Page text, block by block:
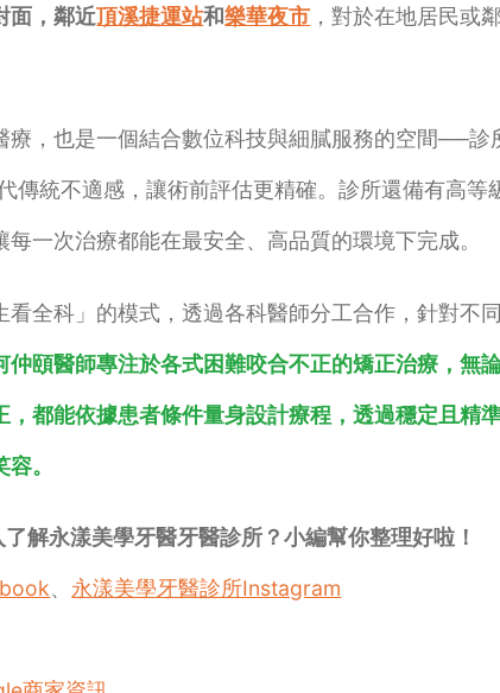
面，鄰近頂溪捷運站和樂華夜市 ，對於在地居民或
療，也是一個結合數位科技與細膩服務的空間──診
傳統不適感，讓術前評估更精確。診所還備有高等
一次治療都能在最安全、高品質的環境下完成。
看全科」的模式，透過各科醫師分工合作，針對不
仲頤醫師專注於各式困難咬合不正的矯正治療，無
，都能依據患者條件量身設計療程，透過穩定且精
。
解永漾美學牙醫牙醫診所？小編幫你整理好啦！
、 永漾美學牙醫診所Instagram